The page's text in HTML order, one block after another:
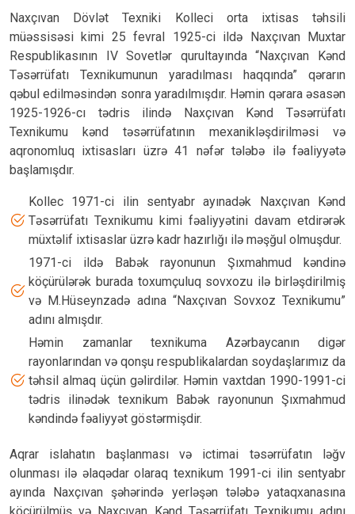
Naxçıvan Dövlət Texniki Kolleci orta ixtisas təhsili
müəssisəsi kimi 25 fevral 1925-ci ildə Naxçıvan Muxtar
Respublikasının IV Sovetlər qurultayında “Naxçıvan Kənd
Təsərrüfatı Texnikumunun yaradılması haqqında” qərarın
qəbul edilməsindən sonra yaradılmışdır. Həmin qərara əsasən
1925-1926-cı tədris ilində Naxçıvan Kənd Təsərrüfatı
Texnikumu kənd təsərrüfatının mexanikləşdirilməsi və
aqronomluq ixtisasları üzrə 41 nəfər tələbə ilə fəaliyyətə
başlamışdır.
Kollec 1971-ci ilin sentyabr ayınadək Naxçıvan Kənd
Təsərrüfatı Texnikumu kimi fəaliyyətini davam etdirərək
müxtəlif ixtisaslar üzrə kadr hazırlığı ilə məşğul olmuşdur.
1971-ci ildə Babək rayonunun Şıxmahmud kəndinə
köçürülərək burada toxumçuluq sovxozu ilə birləşdirilmiş
və M.Hüseynzadə adına “Naxçıvan Sovxoz Texnikumu”
adını almışdır.
Həmin zamanlar texnikuma Azərbaycanın digər
rayonlarından və qonşu respublikalardan soydaşlarımız da
təhsil almaq üçün gəlirdilər. Həmin vaxtdan 1990-1991-ci
tədris ilinədək texnikum Babək rayonunun Şıxmahmud
kəndində fəaliyyət göstərmişdir.
Aqrar islahatın başlanması və ictimai təsərrüfatın ləğv
olunması ilə əlaqədar olaraq texnikum 1991-ci ilin sentyabr
ayında Naxçıvan şəhərində yerləşən tələbə yataqxanasına
köçürülmüş və Naxçıvan Kənd Təsərrüfatı Texnikumu adını